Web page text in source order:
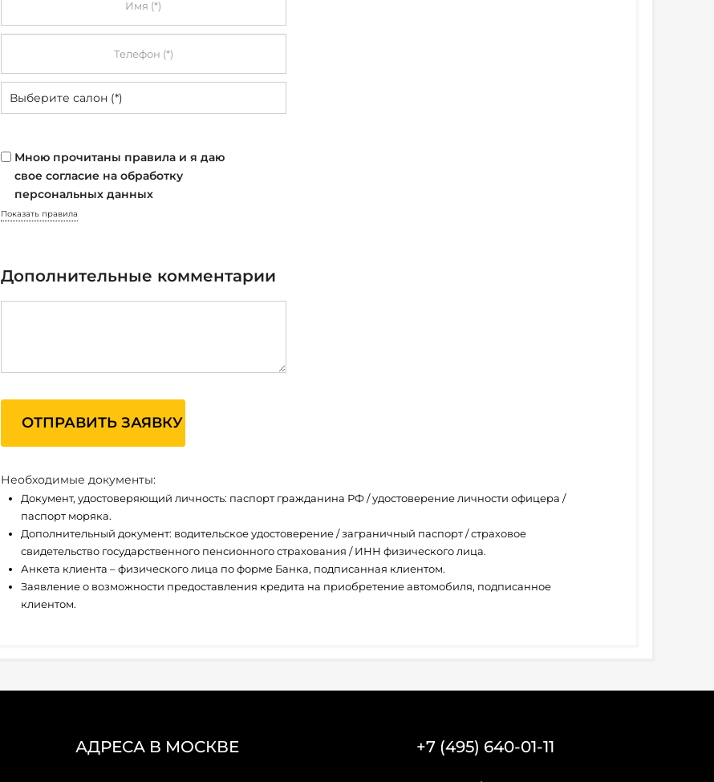
Мною прочитаны правила и я даю
свое согласие на обработку
персональных данных
Показать правила
Дополнительные комментарии
Необходимые документы:
Документ, удостоверяющий личность: паспорт гражданина РФ / удостоверение личности офицера /
паспорт моряка.
Дополнительный документ: водительское удостоверение / заграничный паспорт / страховое
свидетельство государственного пенсионного страхования / ИНН физического лица.
Анкета клиента – физического лица по форме Банка, подписанная клиентом.
Заявление о возможности предоставления кредита на приобретение автомобиля, подписанное
клиентом.
АДРЕСА В МОСКВЕ +7 (495) 640-01-11